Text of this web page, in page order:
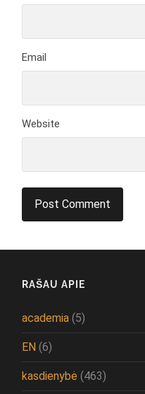
Email
Website
RAŠAU APIE
academia (5)
EN (6)
kasdienybė (463)